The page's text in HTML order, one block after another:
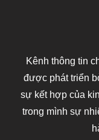
Kênh thông tin
được phát triển
sự kết hợp của
trong mình sự